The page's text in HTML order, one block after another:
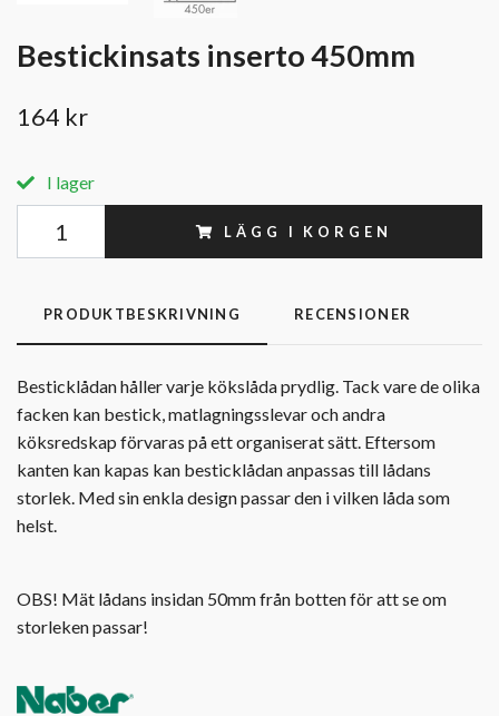
Bestickinsats inserto 450mm
164 kr
I lager
LÄGG I KORGEN
PRODUKTBESKRIVNING RECENSIONER
Besticklådan håller varje kökslåda prydlig. Tack vare de olika
facken kan bestick, matlagningsslevar och andra
köksredskap förvaras på ett organiserat sätt. Eftersom
kanten kan kapas kan besticklådan anpassas till lådans
storlek. Med sin enkla design passar den i vilken låda som
helst.
OBS! Mät lådans insidan 50mm från botten för att se om
storleken passar!